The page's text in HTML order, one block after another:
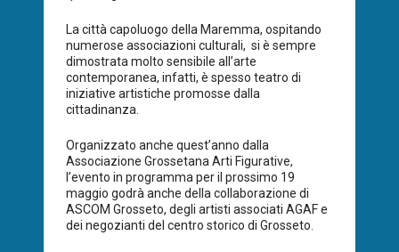
La città capoluogo della Maremma, ospitando
numerose associazioni culturali, si è sempre
dimostrata molto sensibile all’arte
contemporanea, infatti, è spesso teatro di
iniziative artistiche promosse dalla
cittadinanza.
Organizzato anche quest’anno dalla
Associazione Grossetana Arti Figurative,
l’evento in programma per il prossimo 19
maggio godrà anche della collaborazione di
ASCOM Grosseto, degli artisti associati AGAF e
dei negozianti del centro storico di Grosseto.